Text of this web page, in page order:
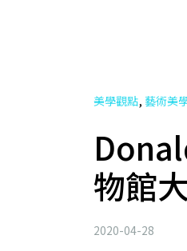
美學觀點, 藝術美
物館
2020-04-28